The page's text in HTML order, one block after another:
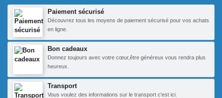
Paiement sécurisé
Découvrez tous les moyens de paiement sécurisé pour vos achats
en ligne.
Bon cadeaux
Donnez toujours avec votre cœur,être généreux vous rendra plus
heureux.
Transport
Vous voulez des informations sur le transport c'est ici.